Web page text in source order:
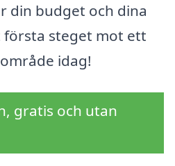
din budget och dina
första steget mot ett
idag!
gratis och utan